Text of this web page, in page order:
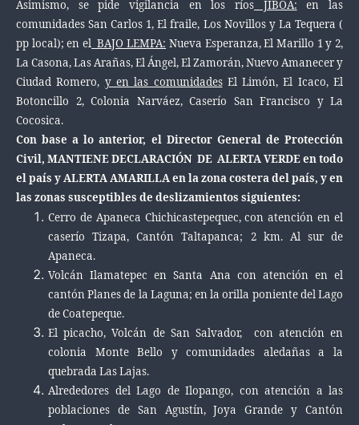
Asimismo, se pide vigilancia en los ríos JIBOA: en las
comunidades San Carlos 1, El fraile, Los Novillos y La Tequera (
pp local); en el BAJO LEMPA: Nueva Esperanza, El Marillo 1 y 2,
La Casona, Las Arañas, El Ángel, El Zamorán, Nuevo Amanecer y
Ciudad Romero, y en las comunidadesEl Limón, El Icaco, El
Botoncillo 2, Colonia Narváez, Caserío San Francisco y La
Cocosica.
Con base a lo anterior, el Director General de Protección
Civil, MANTIENE DECLARACIÓN DE ALERTA VERDE en todo
el país y ALERTA AMARILLA en la zona costera del país, y en
las zonas susceptibles de deslizamientos siguientes:
Cerro de Apaneca Chichicastepequec, con atención en el
caserío Tizapa, Cantón Taltapanca; 2 km. Al sur de
Apaneca.
Volcán Ilamatepec en Santa Ana con atención en el
cantón Planes de la Laguna; en la orilla poniente del Lago
de Coatepeque.
El picacho, Volcán de San Salvador, con atención en
colonia Monte Bello y comunidades aledañas a la
quebrada Las Lajas.
Alrededores del Lago de Ilopango, con atención a las
poblaciones de San Agustín, Joya Grande y Cantón